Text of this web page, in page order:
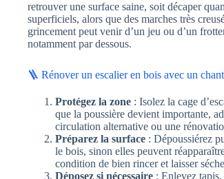
retrouver une surface saine, soit décaper
superficiels, alors que des marches très
grincement peut venir d’un jeu ou d’un
notamment par dessous.
🪜 Rénover un escalier en bois avec un
Protégez la zone : Isolez la cage
que la poussière devient importante,
circulation alternative ou une
Préparez la surface : Dépoussiérez
le bois, sinon elles peuvent
condition de bien rincer et laisser
Déposez si nécessaire : Enlevez